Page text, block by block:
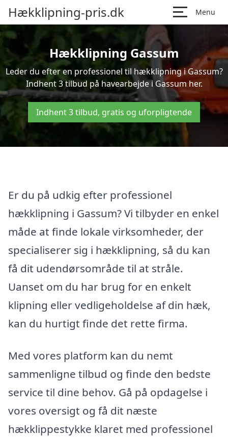
Hækklipning-pris.dk Menu
Hækklipning Gassum
Leder du efter en professionel til hækklipning i Gassum?
Indhent 3 tilbud på havearbejde i Gassum her.
Indhent 3 tilbud, gratis og uforpligtende
Er du på udkig efter professionel
hækklipning i Gassum? Vi tilbyder en enkel
måde at finde lokale virksomheder, der
specialiserer sig i hækklipning, så du kan
få dit udendørsområde til at stråle.
Uanset om du har brug for en enkelt
klipning eller vedligeholdelse af din hæk,
kan du hurtigt finde det rette firma.
Med vores platform kan du nemt
sammenligne tilbud og finde den bedste
service til dine behov. Gå på opdagelse i
vores oversigt og få dit næste
hækklippestykke klaret med professionel